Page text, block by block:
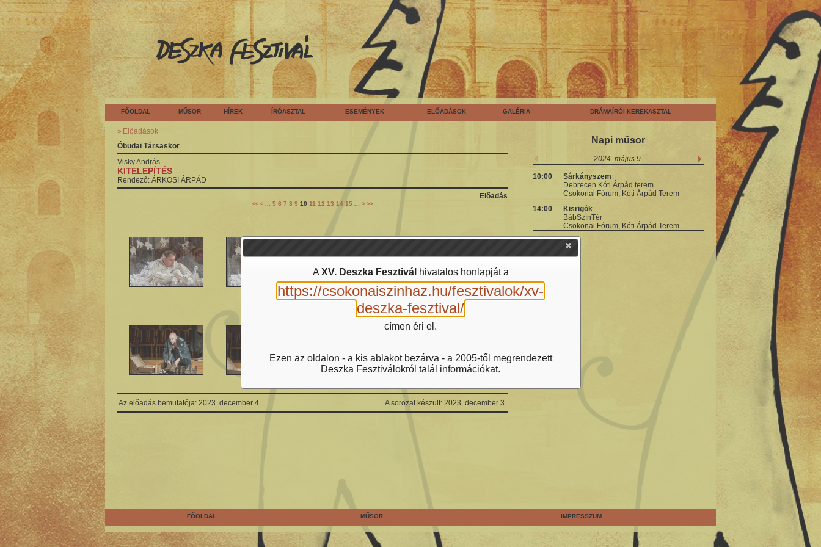
FŐOLDAL MŰSOR HÍREK ÍRÓASZTAL ESEMÉNYEK ELŐADÁSOK GALÉRIA DRÁMAÍRÓI KEREKASZTAL
Előadások
Óbudai Társaskör
ViskyAndrás
KITELEPÍTÉS
Rendező: ÁRKOSI ÁRPÁD
Előadás
<< < 5 6 7 8 9 10 11 12 13 14 15 > >>
<< < > >>
Az előadás bemutatója: 2023. december 4.. A sorozat készült: 2023. december 3.
Napi műsor
2024. május 9.
10:00
Sárkányszem
Debrecen Kóti Árpád terem
Csokonai Fórum, Kóti Árpád Terem
14:00
Kisrigók
BábSzínTér
Csokonai Fórum, Kóti Árpád Terem
FŐOLDAL MŰSOR IMPRESSZUM
AXV. Deszka Fesztivál hivatalos honlapját a
https://csokonaiszinhaz.hu/fesztivalok/xv-
deszka-fesztival/
címen éri el.
Ezen az oldalon - a kis ablakot bezárva - a 2005-től megrendezett
Deszka Fesztiválokról talál információkat.